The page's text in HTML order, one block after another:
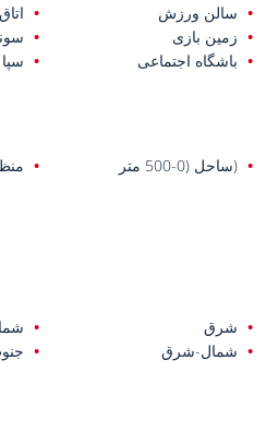
سالن ورزش
زمین بازی
باشگاه اجتماعی
سپا
(ساحل (0-500 متر
شرق
شمال-شرق